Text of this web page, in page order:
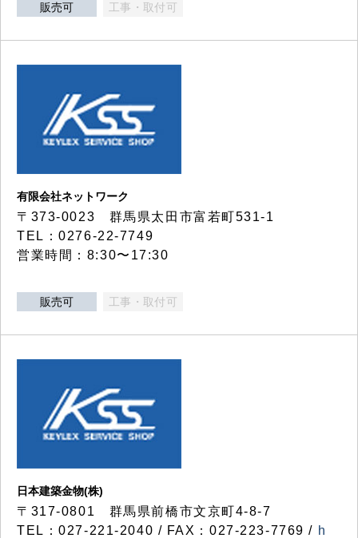
販売可 工事・取付可
有限会社ネットワーク
〒373-0023 群馬県太田市富若町531-1
TEL：0276-22-7749
営業時間：8:30〜17:30
販売可 工事・取付可
日本建築金物(株)
〒317‐0801 群馬県前橋市文京町4-8-7
TEL：027-221-2040 / FAX：027-223-7769 / h